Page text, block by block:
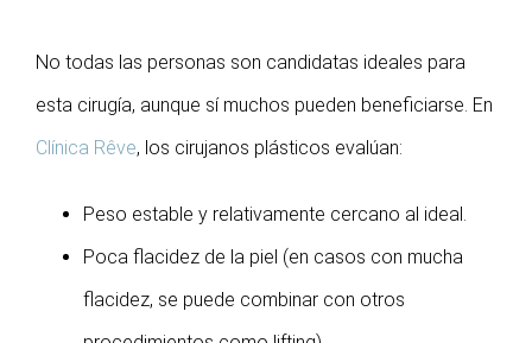
No todas las personas son candidatas ideales para
esta cirugía, aunque sí muchos pueden beneficiarse. En
Clínica Rêve, los cirujanos plásticos evalúan:
Peso estable y relativamente cercano al ideal.
Poca flacidez de la piel (en casos con mucha
flacidez, se puede combinar con otros